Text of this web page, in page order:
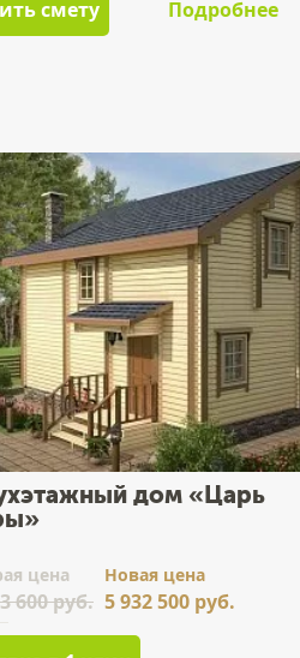
смету Подробнее
дом «Царь
цена
600 руб.
Новая цена
5 932 500 руб.